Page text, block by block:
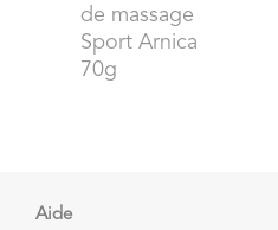
de massage
Sport Arnica
70g
Aide